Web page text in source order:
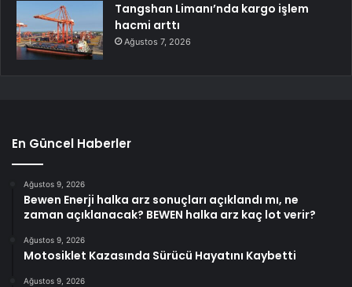
Tangshan Limanı’nda kargo işlem
hacmi arttı
Ağustos 7, 2026
En Güncel Haberler
Ağustos 9, 2026
Bewen Enerji halka arz sonuçları açıklandı mı, ne
zaman açıklanacak? BEWEN halka arz kaç lot verir?
Ağustos 9, 2026
Motosiklet Kazasında Sürücü Hayatını Kaybetti
Ağustos 9, 2026